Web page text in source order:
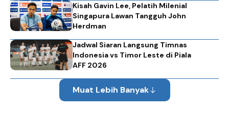
Kisah Gavin Lee, Pelatih Milenial
Singapura Lawan Tangguh John
Herdman
Jadwal Siaran Langsung Timnas
Indonesia vs Timor Leste di Piala
AFF 2026
Muat Lebih Banyak